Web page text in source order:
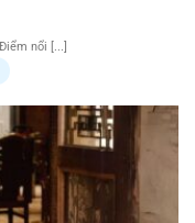
nổi [...]